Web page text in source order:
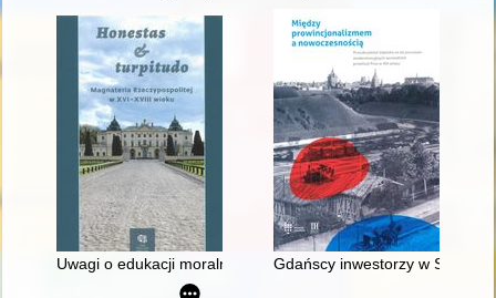
Uwagi o edukacji moralnej synów szlacheckich w XVI-
Gdańscy inwestorzy w